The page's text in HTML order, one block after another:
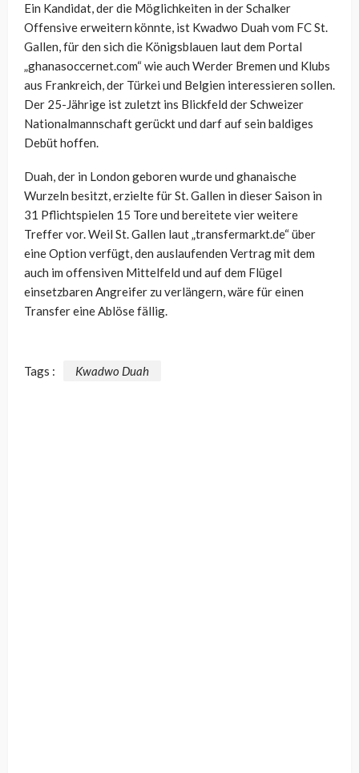
Ein Kandidat, der die Möglichkeiten in der Schalker
Offensive erweitern könnte, ist Kwadwo Duah vom FC St.
Gallen, für den sich die Königsblauen laut dem Portal
„ghanasoccernet.com“ wie auch Werder Bremen und Klubs
aus Frankreich, der Türkei und Belgien interessieren sollen.
Der 25-Jährige ist zuletzt ins Blickfeld der Schweizer
Nationalmannschaft gerückt und darf auf sein baldiges
Debüt hoffen.
Duah, der in London geboren wurde und ghanaische
Wurzeln besitzt, erzielte für St. Gallen in dieser Saison in
31 Pflichtspielen 15 Tore und bereitete vier weitere
Treffer vor. Weil St. Gallen laut „transfermarkt.de“ über
eine Option verfügt, den auslaufenden Vertrag mit dem
auch im offensiven Mittelfeld und auf dem Flügel
einsetzbaren Angreifer zu verlängern, wäre für einen
Transfer eine Ablöse fällig.
Tags : Kwadwo Duah